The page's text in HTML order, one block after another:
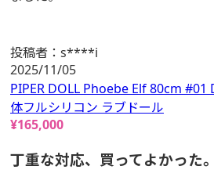
投稿者： s****i
2025/11/05
PIPER DOLL Phoebe Elf 80cm #01
体フルシリコン ラブドール
¥165,000
丁重な対応、買ってよかった。